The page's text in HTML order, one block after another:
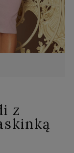
z